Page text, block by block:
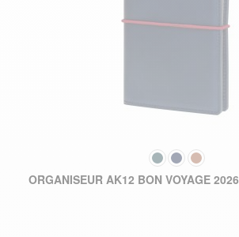
COULEUR
ORGANISEUR AK12 BON VOYAGE 2026